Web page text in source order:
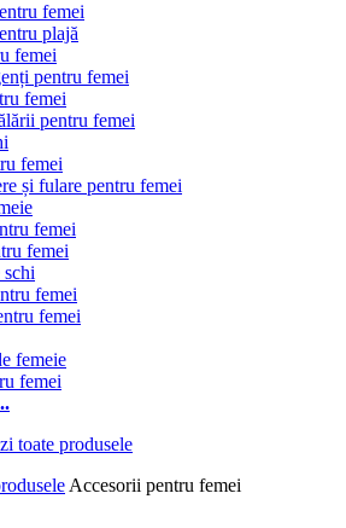
femei
plajă
femei
pentru femei
femei
pentru femei
femei
și fulare pentru femei
femei
femei
femei
femei
femeie
femei
Accesorii pentru femei